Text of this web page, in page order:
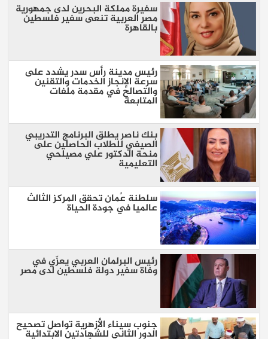
سفيرة مملكة البحرين لدى جمهورية
مصر العربية تنعى سفير فلسطين
بالقاهرة
رئيس مدينة رأس سدر يشدد على
سرعة الإنجاز الخدمات والتقنين
والتصالح في مقدمة ملفات
المتابعة
بنك ناصر يطلق البرنامج التدريبي
الصيفي للطلاب الحاصلين على
منحة الدكتور علي مصيلحي
التعليمية
سلطنة عٌمان تحقق المركز الثالث
عالميا في جودة الحياة
رئيس البرلمان العربي يعزّي في
وفاة سفير دولة فلسطين لدى مصر
جنوب سيناء الأزهرية تواصل تصحيح
الدور الثاني للشهادتين الابتدائية